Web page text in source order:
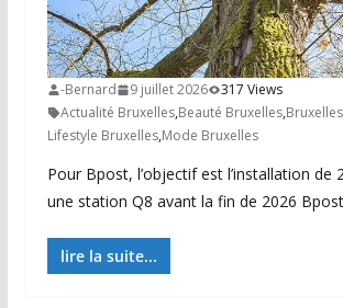
-Bernard 9 juillet 2026
317 Views
Actualité Bruxelles,Beauté Bruxelles,Bruxelles
Lifestyle Bruxelles,Mode Bruxelles
Pour Bpost, l’objectif est l’installation de
une station Q8 avant la fin de 2026
lire la suite...